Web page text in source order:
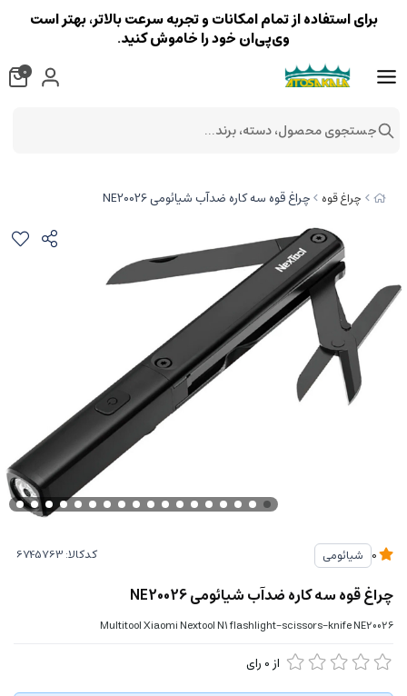
چراغ قوه چراغ قوه سه کاره ضدآب شیائومی NE20026
شیائومی کدکالا:
چراغ قوه سه کاره ضدآب شیائومی NE20026
Multitool Xiaomi Nextool N1 flashlight-scissors-knife NE20026
از0 رای
برای استفاده از تمام امکانات و تجربه سرعت بالاتر، بهتر است
وی‌پی‌ان خود را خاموش کنید.
0
جستجوی محصول، دسته، برند...